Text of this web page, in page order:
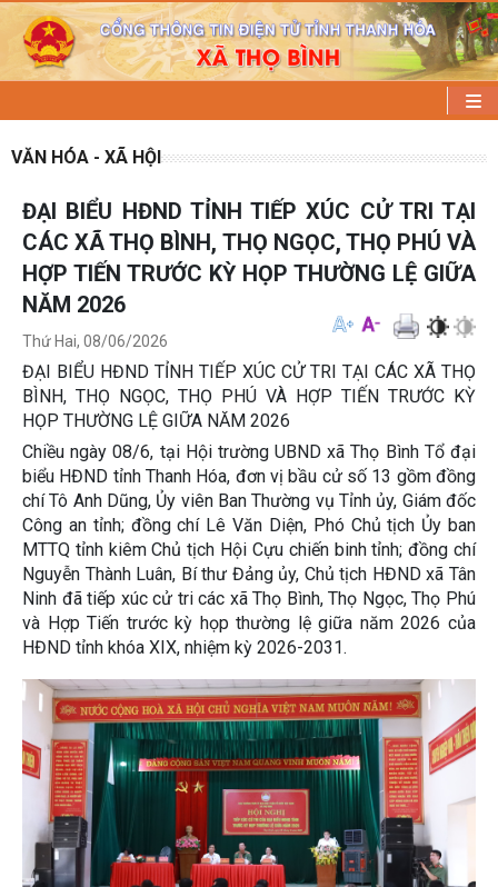
VĂN HÓA - XÃ HỘI
ĐẠI BIỂU HĐND TỈNH TIẾP XÚC CỬ TRI TẠI
CÁC XÃ THỌ BÌNH, THỌ NGỌC, THỌ PHÚ VÀ
HỢP TIẾN TRƯỚC KỲ HỌP THƯỜNG LỆ GIỮA
NĂM 2026
Thứ Hai, 08/06/2026
ĐẠI BIỂU HĐND TỈNH TIẾP XÚC CỬ TRI TẠI CÁC XÃ THỌ
BÌNH, THỌ NGỌC, THỌ PHÚ VÀ HỢP TIẾN TRƯỚC KỲ
HỌP THƯỜNG LỆ GIỮA NĂM 2026
Chiều ngày 08/6, tại Hội trường UBND xã Thọ Bình Tổ đại
biểu HĐND tỉnh Thanh Hóa, đơn vị bầu cử số 13 gồm đồng
chí Tô Anh Dũng, Ủy viên Ban Thường vụ Tỉnh ủy, Giám đốc
Công an tỉnh; đồng chí Lê Văn Diện, Phó Chủ tịch Ủy ban
MTTQ tỉnh kiêm Chủ tịch Hội Cựu chiến binh tỉnh; đồng chí
Nguyễn Thành Luân, Bí thư Đảng ủy, Chủ tịch HĐND xã Tân
Ninh đã tiếp xúc cử tri các xã Thọ Bình, Thọ Ngọc, Thọ Phú
và Hợp Tiến trước kỳ họp thường lệ giữa năm 2026 của
HĐND tỉnh khóa XIX, nhiệm kỳ 2026-2031.